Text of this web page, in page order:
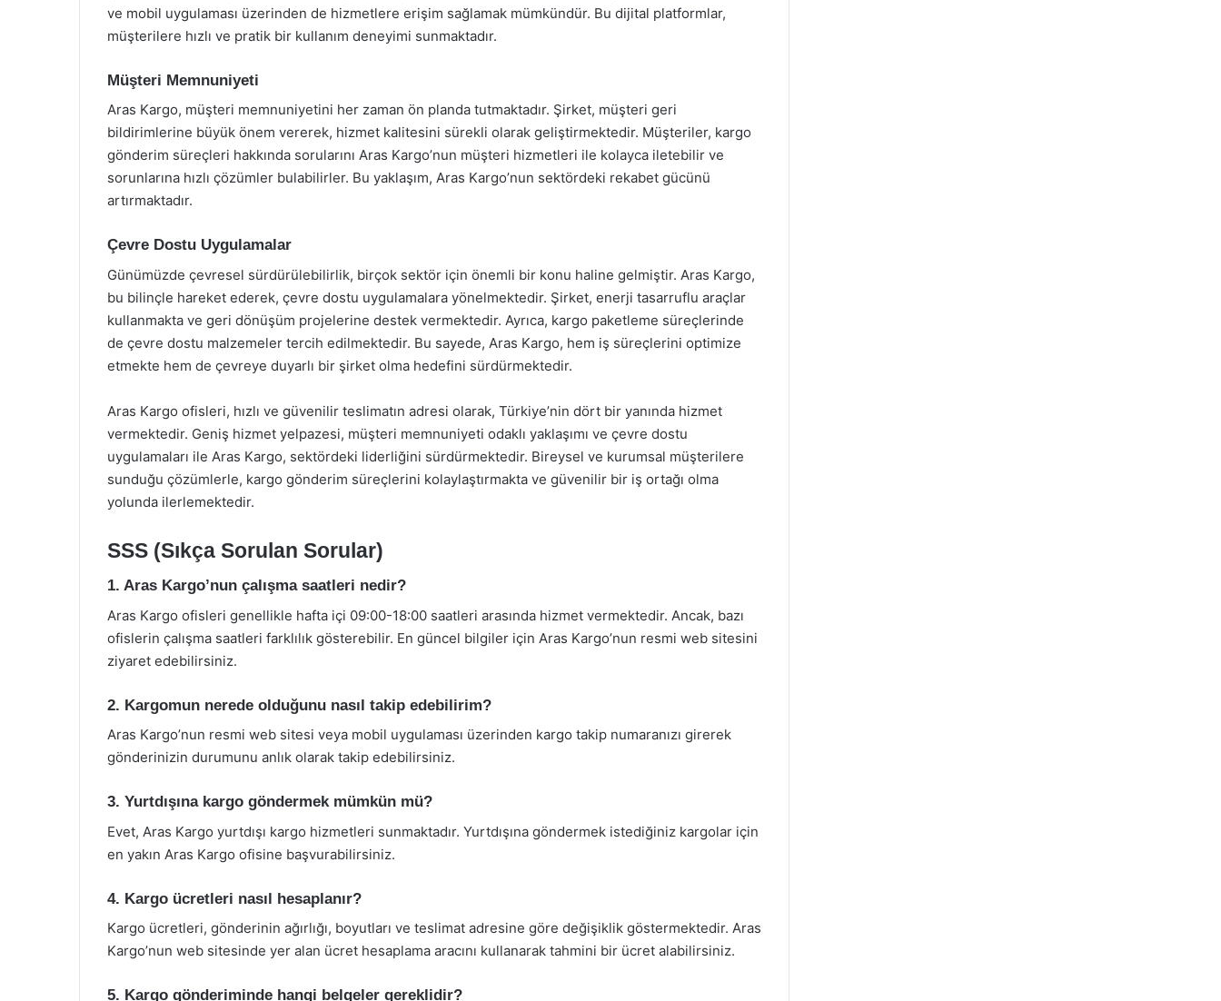
ve mobil uygulaması üzerinden de hizmetlere erişim sağlamak mümkündür. Bu dijital platformlar,
müşterilere hızlı ve pratik bir kullanım deneyimi sunmaktadır.
Müşteri Memnuniyeti
Aras Kargo, müşteri memnuniyetini her zaman ön planda tutmaktadır. Şirket, müşteri geri
bildirimlerine büyük önem vererek, hizmet kalitesini sürekli olarak geliştirmektedir. Müşteriler, kargo
gönderim süreçleri hakkında sorularını Aras Kargo’nun müşteri hizmetleri ile kolayca iletebilir ve
sorunlarına hızlı çözümler bulabilirler. Bu yaklaşım, Aras Kargo’nun sektördeki rekabet gücünü
artırmaktadır.
Çevre Dostu Uygulamalar
Günümüzde çevresel sürdürülebilirlik, birçok sektör için önemli bir konu haline gelmiştir. Aras Kargo,
bu bilinçle hareket ederek, çevre dostu uygulamalara yönelmektedir. Şirket, enerji tasarruflu araçlar
kullanmakta ve geri dönüşüm projelerine destek vermektedir. Ayrıca, kargo paketleme süreçlerinde
de çevre dostu malzemeler tercih edilmektedir. Bu sayede, Aras Kargo, hem iş süreçlerini optimize
etmekte hem de çevreye duyarlı bir şirket olma hedefini sürdürmektedir.
Aras Kargo ofisleri, hızlı ve güvenilir teslimatın adresi olarak, Türkiye’nin dört bir yanında hizmet
vermektedir. Geniş hizmet yelpazesi, müşteri memnuniyeti odaklı yaklaşımı ve çevre dostu
uygulamaları ile Aras Kargo, sektördeki liderliğini sürdürmektedir. Bireysel ve kurumsal müşterilere
sunduğu çözümlerle, kargo gönderim süreçlerini kolaylaştırmakta ve güvenilir bir iş ortağı olma
yolunda ilerlemektedir.
SSS (Sıkça Sorulan Sorular)
1. Aras Kargo’nun çalışma saatleri nedir?
Aras Kargo ofisleri genellikle hafta içi 09:00-18:00 saatleri arasında hizmet vermektedir. Ancak, bazı
ofislerin çalışma saatleri farklılık gösterebilir. En güncel bilgiler için Aras Kargo’nun resmi web sitesini
ziyaret edebilirsiniz.
2. Kargomun nerede olduğunu nasıl takip edebilirim?
Aras Kargo’nun resmi web sitesi veya mobil uygulaması üzerinden kargo takip numaranızı girerek
gönderinizin durumunu anlık olarak takip edebilirsiniz.
3. Yurtdışına kargo göndermek mümkün mü?
Evet, Aras Kargo yurtdışı kargo hizmetleri sunmaktadır. Yurtdışına göndermek istediğiniz kargolar için
en yakın Aras Kargo ofisine başvurabilirsiniz.
4. Kargo ücretleri nasıl hesaplanır?
Kargo ücretleri, gönderinin ağırlığı, boyutları ve teslimat adresine göre değişiklik göstermektedir. Aras
Kargo’nun web sitesinde yer alan ücret hesaplama aracını kullanarak tahmini bir ücret alabilirsiniz.
5. Kargo gönderiminde hangi belgeler gereklidir?